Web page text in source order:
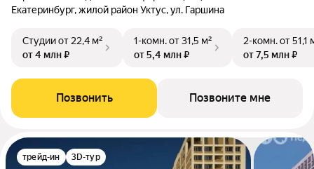
Екатеринбург, жилой район Уктус, ул. Гаршина
Студииот 22,4 м²
от 4 млн ₽
1-комн.от 31,5 м²
от 5,4 млн ₽
2-комн.от 51,1
от 7,5 млн ₽
Позвонить Позвоните мне
трейд-ин 3D-тур